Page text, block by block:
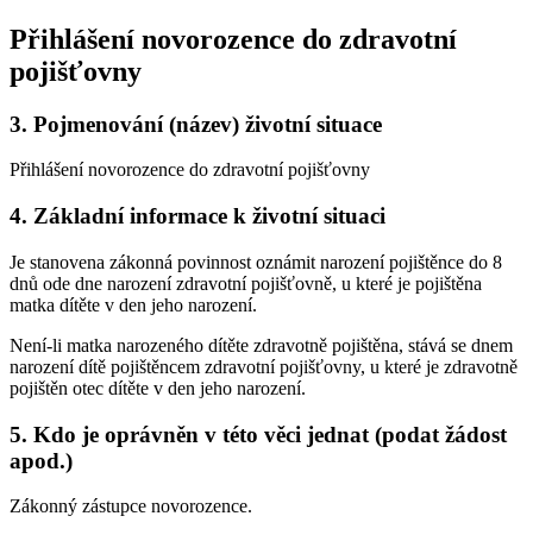
Přihlášení novorozence do zdravotní
pojišťovny
3. Pojmenování (název) životní situace
Přihlášení novorozence do zdravotní pojišťovny
4. Základní informace k životní situaci
Je stanovena zákonná povinnost oznámit narození pojištěnce do 8
dnů ode dne narození zdravotní pojišťovně, u které je pojištěna
matka dítěte v den jeho narození.
Není-li matka narozeného dítěte zdravotně pojištěna, stává se dnem
narození dítě pojištěncem zdravotní pojišťovny, u které je zdravotně
pojištěn otec dítěte v den jeho narození.
5. Kdo je oprávněn v této věci jednat (podat žádost
apod.)
Zákonný zástupce novorozence.